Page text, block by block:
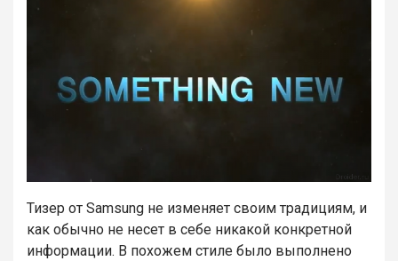
Тизер от Samsung не изменяет своим традициям, и
как обычно не несет в себе никакой конкретной
информации. В похожем стиле было выполнено